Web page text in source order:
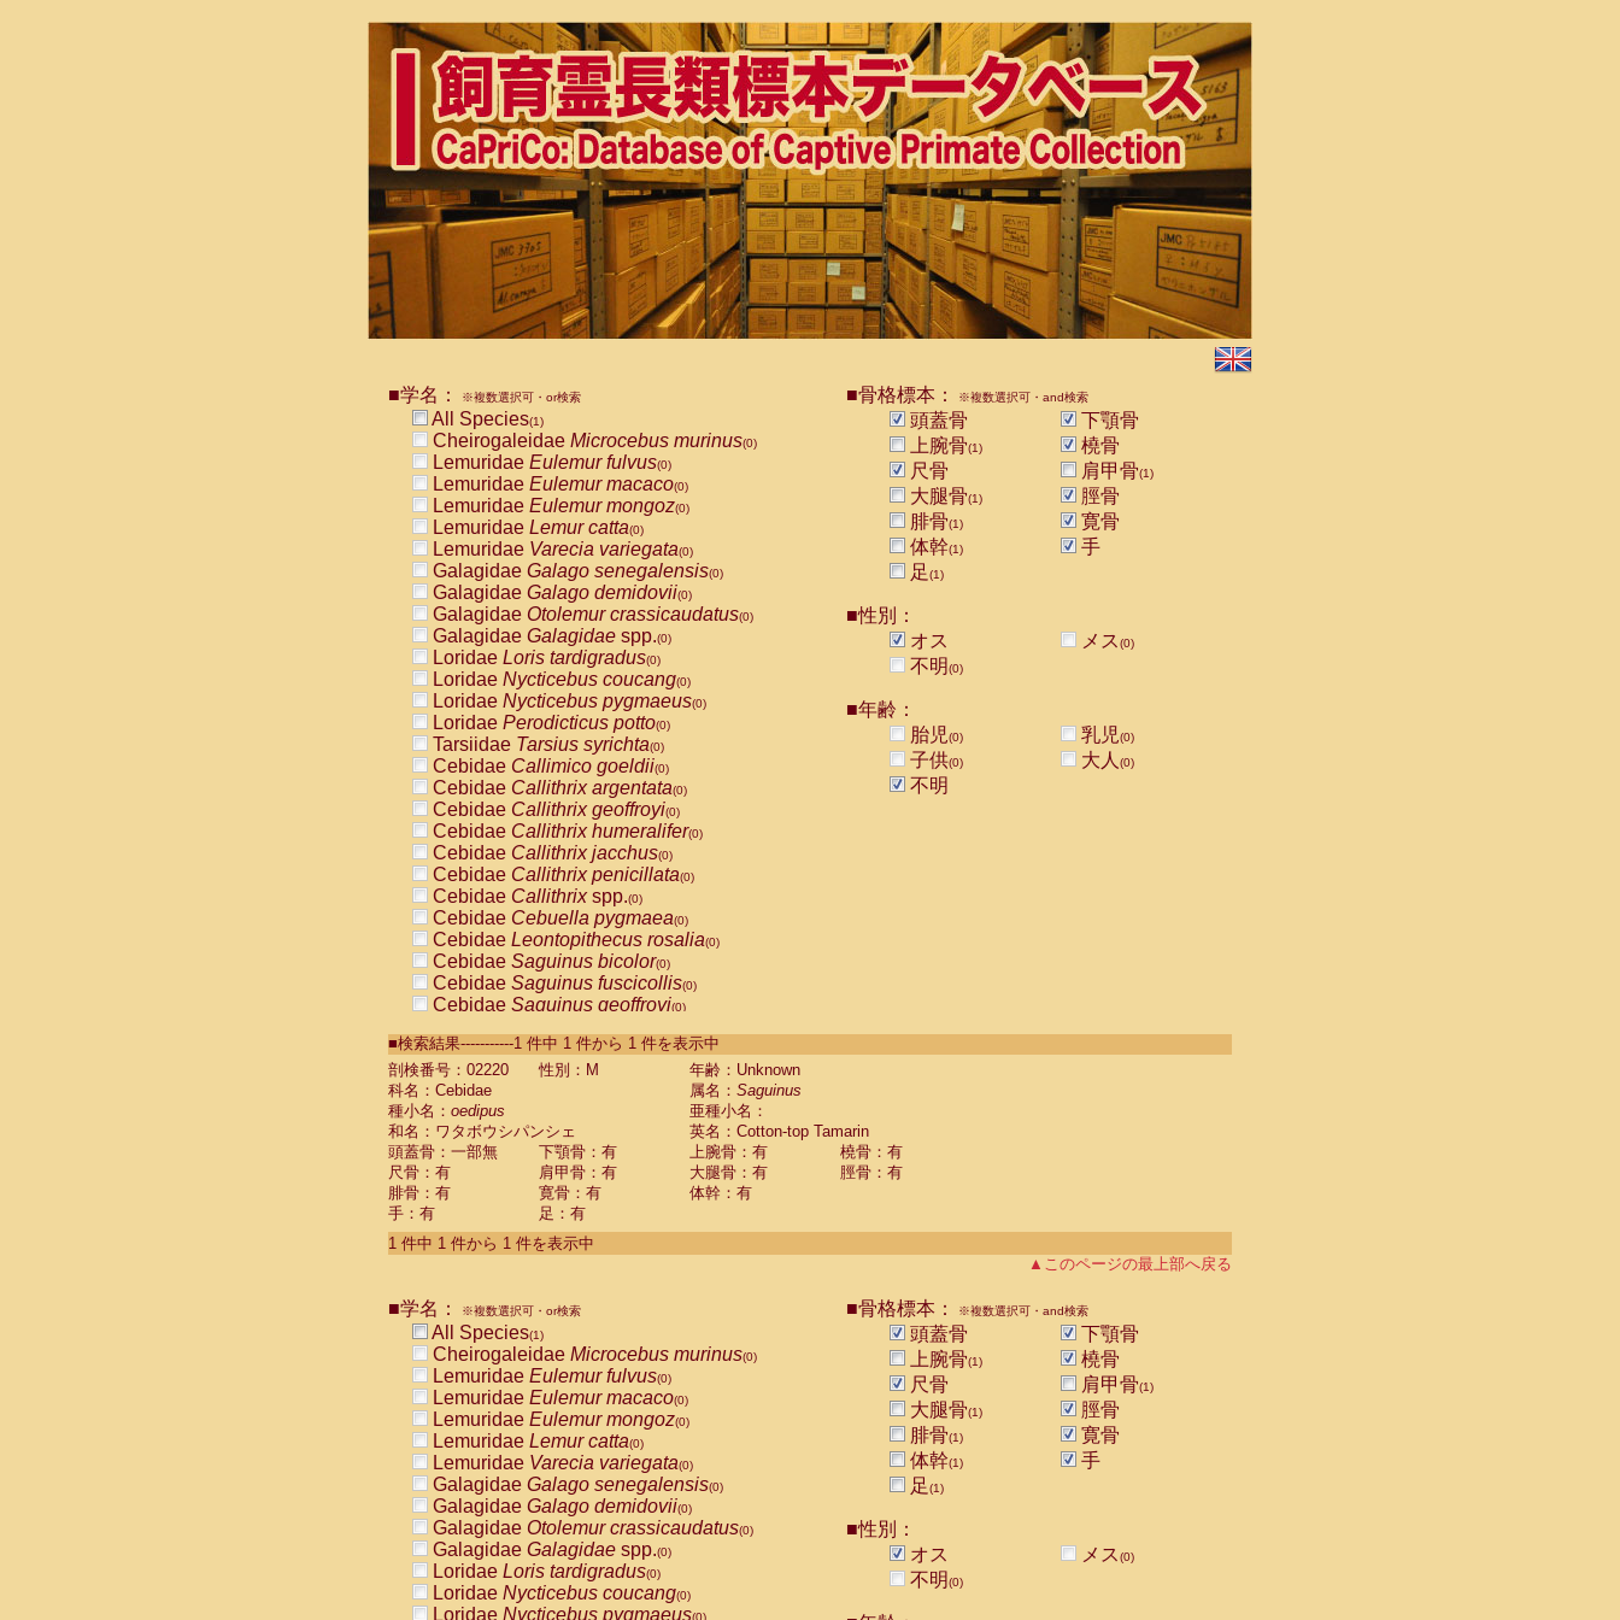
■学名： ※複数選択可・or検索
All Species(1)
Cheirogaleidae Microcebus murinus(0)
Lemuridae Eulemur fulvus(0)
Lemuridae Eulemur macaco(0)
Lemuridae Eulemur mongoz(0)
Lemuridae Lemur catta(0)
Lemuridae Varecia variegata(0)
Galagidae Galago senegalensis(0)
Galagidae Galago demidovii(0)
Galagidae Otolemur crassicaudatus(0)
Galagidae Galagidae spp.(0)
Loridae Loris tardigradus(0)
Loridae Nycticebus coucang(0)
Loridae Nycticebus pygmaeus(0)
Loridae Perodicticus potto(0)
Tarsiidae Tarsius syrichta(0)
Cebidae Callimico goeldii(0)
Cebidae Callithrix argentata(0)
Cebidae Callithrix geoffroyi(0)
Cebidae Callithrix humeralifer(0)
Cebidae Callithrix jacchus(0)
Cebidae Callithrix penicillata(0)
Cebidae Callithrixspp.(0)
Cebidae Cebuella pygmaea(0)
Cebidae Leontopithecus rosalia(0)
Cebidae Saguinus bicolor(0)
Cebidae Saguinus fuscicollis(0)
Cebidae Saguinus geoffroyi(0)
CebidaeSaguinus labiatus(0)
Cebidae Saguinus leucopus (0)
Cebidae
Cebidae
CebidaeSaguinus nigricollis (0)
Cebidae Saguinus oedipus
Cebidae Saguinus weddelli
Cebidae Saguinusspp.
Cebidae Aotus trivirgatus
Cebidae Cebus albifrons
CebidaeCebus nigrivittatus
CebidaeCebus
CebidaeSaimiri boliviensis(0)
CebidaeSaimiri sciureus(0)
AtelidaeAlouatta caraya(0)
AtelidaeAlouatta fusca(0)
AtelidaeAlouatta seniculus
AtelidaeAlouattaspp.(0)
AtelidaeAteles belzebuth(0)
AtelidaeAteles geoffroyi(0)
AtelidaeAteles paniscus(0)
AtelidaeAtelesspp.(0)
Atelidae Lagothrix lagothricha
AtelidaeLagothrix lagothricha cana
PitheciidaeCacajao calvus rubicundus
■骨格標本： ※複数選択可・and検索
頭蓋骨
下顎骨
上腕骨(1)
橈骨
尺骨
肩甲骨(1)
大腿骨(1)
脛骨
腓骨(1)
寛骨
体幹(1)
手
足(1)
■性別：
オス
メス(0)
不明(0)
■年齢：
胎児(0) 乳児(0)
子供(0) 大人 (0)
不明
■検索結果-----------1 件中 1 件から 1 件を表示中
剖検番号：02220
性別：M
年齢：Unknown
科名：Cebidae
属名： Saguinus
種小名： oedipus
亜種小名：
和名：ワタボウシパンシェ
英名：Cotton-top Tamarin
頭蓋骨：一部無
下顎骨：有 上腕骨：有
橈骨：有
尺骨：有
肩甲骨：有 大腿骨：有
脛骨：有
腓骨：有
寛骨：有
体幹：有
手：有
足：有
1 件中 1 件から 1 件を表示中
▲このページの最上部へ戻る
■学名： ※複数選択可・or検索
All Species(1)
Cheirogaleidae Microcebus murinus(0)
Lemuridae Eulemur fulvus(0)
Lemuridae Eulemur macaco(0)
Lemuridae Eulemur mongoz(0)
Lemuridae Lemur catta(0)
Lemuridae Varecia variegata(0)
Galagidae Galago senegalensis(0)
Galagidae Galago demidovii(0)
Galagidae Otolemur crassicaudatus(0)
Galagidae Galagidae spp.(0)
Loridae Loris tardigradus(0)
Loridae Nycticebus coucang(0)
Loridae Nycticebus pygmaeus(0)
■骨格標本： ※複数選択可・and検索
頭蓋骨
下顎骨
上腕骨(1)
橈骨
尺骨
肩甲骨(1)
大腿骨(1)
脛骨
腓骨(1)
寛骨
体幹(1)
手
足(1)
■性別：
オス
メス(0)
不明(0)